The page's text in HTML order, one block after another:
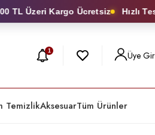
Üzeri Kargo Ücretsiz Hızlı
1 Üye
TemizlikAksesuarTüm Ürünler